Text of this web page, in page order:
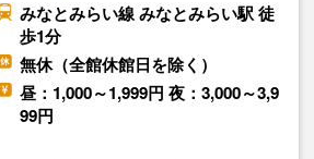
みなとみらい線 みなとみらい駅 徒
歩1分
無休（全館休館日を除く）
昼：1,000～1,999円 夜：3,000～3,9
99円